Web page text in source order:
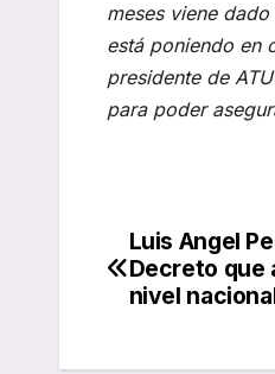
meses viene
está poniendo en
presidente de
para poder
de
Luis Angel
Decreto que
nivel